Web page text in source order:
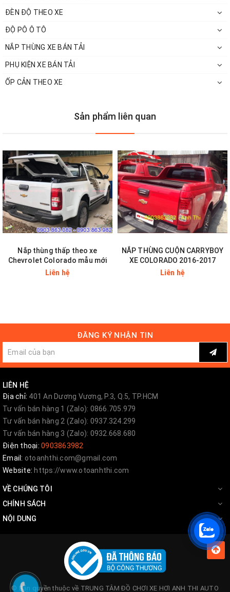
kèm với khung thể thao sắt có in chữ Colorado 2017-
ĐÈN ĐỘ THEO XE
ĐỘ PÔ Ô TÔ
NẮP THÙNG XE BÁN TẢI
PHỤ KIỆN XE BÁN TẢI
ỐP CẢN THEO XE
Sản phẩm liên quan
Nắp thùng thấp theo xe
Chevrolet Colorado mẫu mới
Liên hệ
NẮP THÙNG CUỘN CARRYBOY
XE COLORADO 2016-2017
Liên hệ
ĐĂNG KÝ NHẬN TIN
LIÊN HỆ
Địa chỉ: 401 An Dương Vương, P.3, Q.5, TP.HCM
Tư vấn bán hàng 1 (Zalo): 0866.705.979
Tư vấn bán hàng 2 (Zalo): 0937.324.299
Tư vấn bán hàng 3 (Zalo): 0932.668.680
Điện thoại: 0903863982
Email: otoanhthi.com@gmail.com
Website: https://www.otoanhthi.com
VỀ CHÚNG TÔI
CHÍNH SÁCH
NỘI DUNG
© Bản quyền thuộc về TRUNG TÂM ĐỒ CHƠI XE HƠI ANH THI AUTO